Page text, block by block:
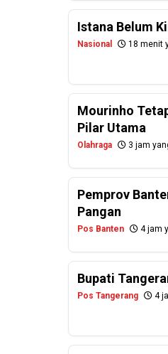
Istana Belum
Nasional 18 menit
Mourinho
Pilar Utama
Olahraga 3 jam
Pemprov
Pangan
Pos Banten 4 jam
Bupati
Pos Tangerang 4